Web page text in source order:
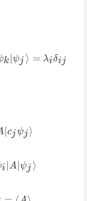
\psi_i\vert
k ∣ψj ⟩ = λiδij
∣ cjψj ⟩
i ∣A ∣ψj ⟩